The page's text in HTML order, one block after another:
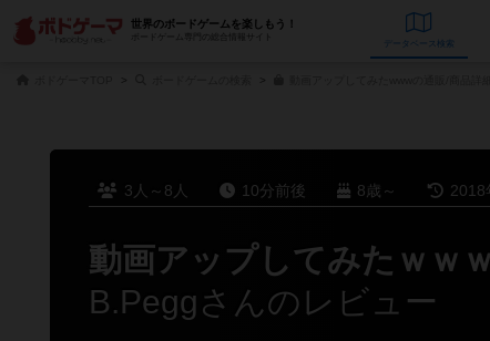
世界のボードゲームを楽しもう！
ボードゲーム専門の総合情報サイト
データベース
3人～8人 10分前後 8歳～ 2018
動画アップしてみたｗｗｗ
B.Peggさんのレビュー